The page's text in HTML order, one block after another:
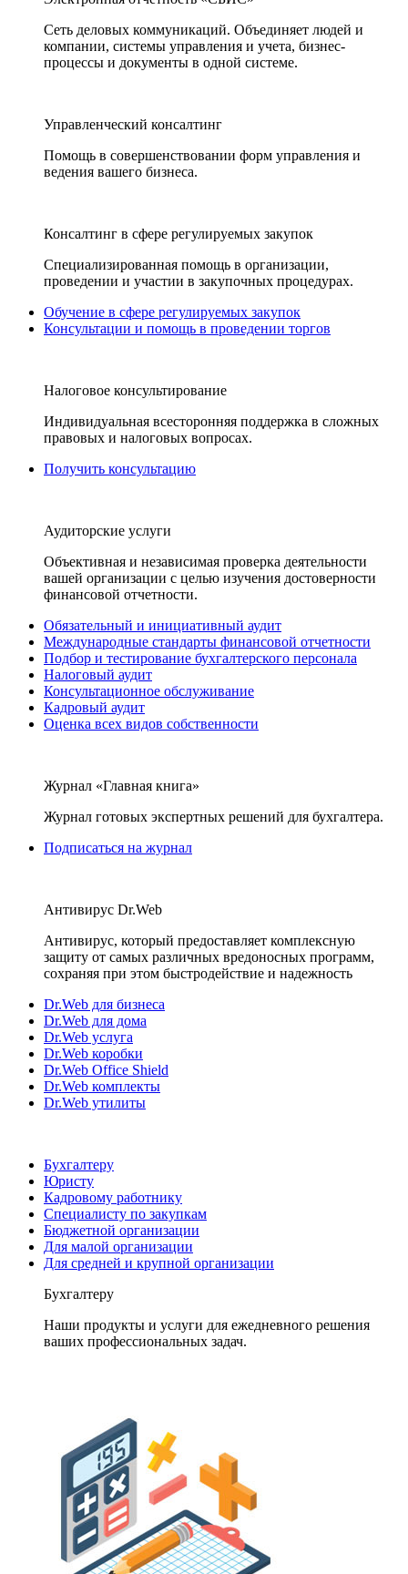
Сеть деловых коммуникаций. Объединяет людей и
компании, системы управления и учета, бизнес-
процессы и документы в одной системе.
Управленческий консалтинг
Помощь в совершенствовании форм управления и
ведения вашего бизнеса.
Консалтинг в сфере регулируемых закупок
Специализированная помощь в организации,
проведении и участии в закупочных процедурах.
Обучение в сфере регулируемых закупок
Консультации и помощь в проведении торгов
Налоговое консультирование
Индивидуальная всесторонняя поддержка в сложных
правовых и налоговых вопросах.
Получить консультацию
Аудиторские услуги
Объективная и независимая проверка деятельности
вашей организации с целью изучения достоверности
финансовой отчетности.
Обязательный и инициативный аудит
Международные стандарты финансовой отчетности
Подбор и тестирование бухгалтерского персонала
Налоговый аудит
Консультационное обслуживание
Кадровый аудит
Оценка всех видов собственности
Журнал «Главная книга»
Журнал готовых экспертных решений для бухгалтера.
Подписаться на журнал
Антивирус Dr.Web
Антивирус, который предоставляет комплексную
защиту от самых различных вредоносных программ,
сохраняя при этом быстродействие и надежность
Dr.Web для бизнеса
Dr.Web для дома
Dr.Web услуга
Dr.Web коробки
Dr.Web Office Shield
Dr.Web комплекты
Dr.Web утилиты
Бухгалтеру
Юристу
Кадровому работнику
Специалисту по закупкам
Бюджетной организации
Для малой организации
Для средней и крупной организации
Бухгалтеру
Наши продукты и услуги для ежедневного решения
ваших профессиональных задач.